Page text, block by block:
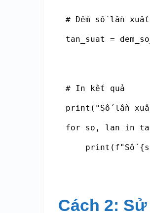
# Đếm số lần
tan_suat =
# In kết quả
print("Số lần
for so, lan in
print(f"Số
Cách 2: